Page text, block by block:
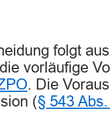
folgt
vorläufige
. Die
(§ 543